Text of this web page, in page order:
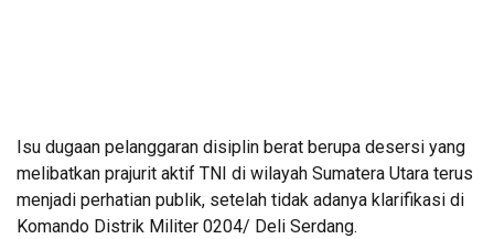
Isu dugaan pelanggaran disiplin berat berupa desersi yang
melibatkan prajurit aktif TNI di wilayah Sumatera Utara terus
menjadi perhatian publik, setelah tidak adanya klarifikasi di
Komando Distrik Militer 0204/ Deli Serdang.